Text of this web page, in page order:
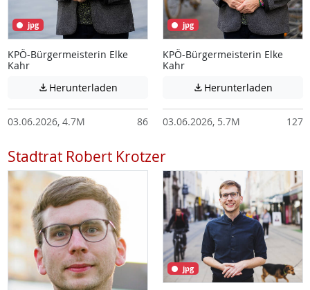
jpg
KPÖ-Bürgermeisterin Elke
Kahr
 Herunterladen Achtung: Diese Datei enthält unter
03.06.2026, 4.7M 86
jpg
KPÖ-Bürgermeisterin Elke
Kahr
 Herunterladen
03.06.2026, 5.7M 127
Stadtrat Robert Krotzer
jpg